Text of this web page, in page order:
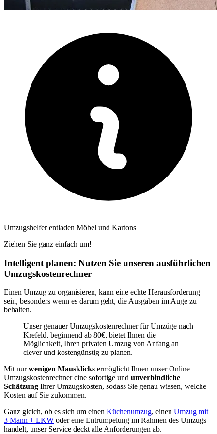
Umzugshelfer entladen Möbel und Kartons
Ziehen Sie ganz einfach um!
Intelligent planen: Nutzen Sie unseren ausführlichen
Umzugskostenrechner
Einen Umzug zu organisieren, kann eine echte Herausforderung
sein, besonders wenn es darum geht, die Ausgaben im Auge zu
behalten.
Unser genauer Umzugskostenrechner für Umzüge nach
Krefeld, beginnend ab 80€, bietet Ihnen die
Möglichkeit, Ihren privaten Umzug von Anfang an
clever und kostengünstig zu planen.
Mit nurwenigen Mausklicks ermöglicht Ihnen unser Online-
Umzugskostenrechner eine sofortige und unverbindliche
Schätzung Ihrer Umzugskosten, sodass Sie genau wissen, welche
Kosten auf Sie zukommen.
Ganz gleich, ob es sich um einen Küchenumzug, einen Umzug mit
3 Mann + LKW oder eine Entrümpelung im Rahmen des Umzugs
handelt, unser Service deckt alle Anforderungen ab.